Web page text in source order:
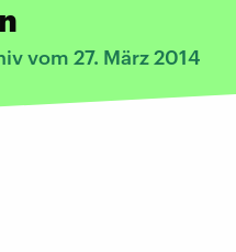
vom 27. März 2014